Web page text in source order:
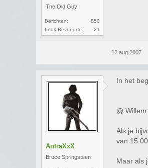
The Old Guy
Berichten:
850
Leuk Bevonden:
21
12 aug 2007
AntraXxX
Bruce Springsteen
In het
@ Willem:
Als je
van
Maar als